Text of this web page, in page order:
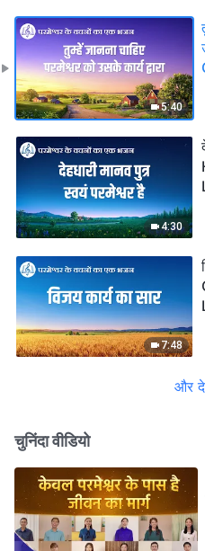
5:40
4:30
7:48
और
चुनिंदा वीडियो